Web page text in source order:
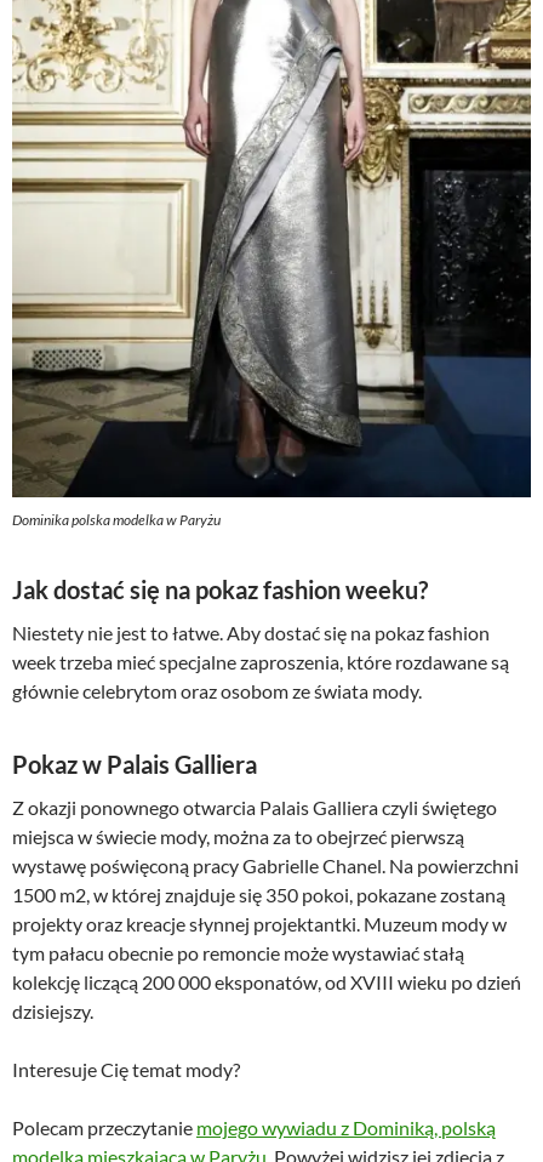
Dominika polska modelka w Paryżu
Jak dostać się na pokaz fashion weeku?
Niestety nie jest to łatwe. Aby dostać się na pokaz fashion
week trzeba mieć specjalne zaproszenia, które rozdawane są
głównie celebrytom oraz osobom ze świata mody.
Pokaz w Palais Galliera
Z okazji ponownego otwarcia Palais Galliera czyli świętego
miejsca w świecie mody, można za to obejrzeć pierwszą
wystawę poświęconą pracy Gabrielle Chanel. Na powierzchni
1500 m2, w której znajduje się 350 pokoi, pokazane zostaną
projekty oraz kreacje słynnej projektantki. Muzeum mody w
tym pałacu obecnie po remoncie może wystawiać stałą
kolekcję liczącą 200 000 eksponatów, od XVIII wieku po dzień
dzisiejszy.
Interesuje Cię temat mody?
Polecam przeczytanie mojego wywiadu z Dominiką, polską
modelką mieszkającą w Paryżu. Powyżej widzisz jej zdjęcia z